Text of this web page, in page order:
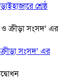
শ্রেষ্ঠ
সংসদ’ এর